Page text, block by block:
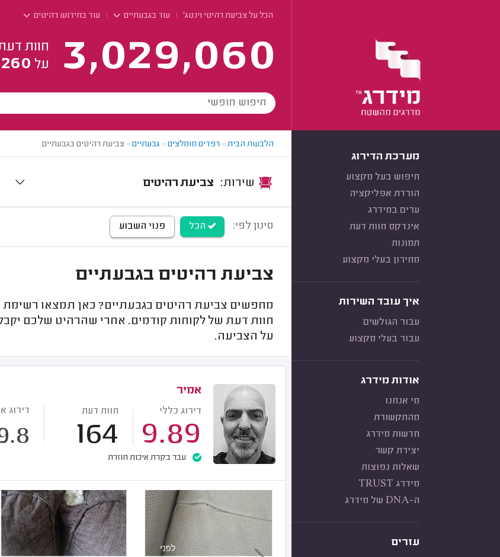
הכל על צביעת רהיטי וינטג' עוד בגבעתיים עוד בחידוש רהיטים
3,029,060
חוות
על
מערכת הדירוג
חיפוש בעל מקצוע
הורדת אפליקציה
ערים במידרג
אינדקס חוות דעת
תמונות
מחירון בעלי מקצוע
איך עובד השירות
עבור הגולשים
עבור בעלי מקצוע
אודות מידרג
מי אנחנו
מהתקשורת
חדשות מידרג
יצירת קשר
שאלות נפוצות
מידרג TRUST
ה-DNA של מידרג
עזרים
הלבשת הבית> רפדים מומלצים> גבעתיים> צביעת רהיטים בגבעתיים
צביעת רהיטים
סינון לפי: הכל פנוי השבוע
צביעת רהיטים בגבעתיים
מחפשים צביעת רהיטים בגבעתיים? כאן תמצאו
חוות דעת של לקוחות קודמים. אחרי שהרהיט שלכם
על הצביעה.
אמיר
דירוג כללי
9.89
חוות דעת
164
דירוג
עבר בקרת איכות חוזרת